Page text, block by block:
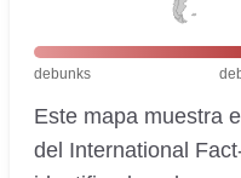
debunks
Este mapa muestra
del International